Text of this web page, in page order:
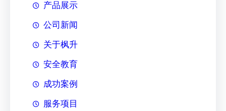
产品展示
公司新闻
关于枫升
安全教育
成功案例
服务项目